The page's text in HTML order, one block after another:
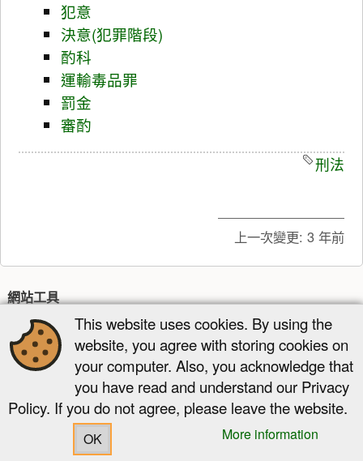
犯意
決意(犯罪階段)
酌科
運輸毒品罪
罰金
審酌
刑法
上一次變更: 3 年前
網站工具
最近更新 多媒體管理器 網站地圖
頁面工具
舊版 反向連結 回到頁頂
This website uses cookies. By using the
website, you agree with storing cookies on
your computer. Also, you acknowledge that
you have read and understand our Privacy
Policy. If you do not agree, please leave the website.
OK More information